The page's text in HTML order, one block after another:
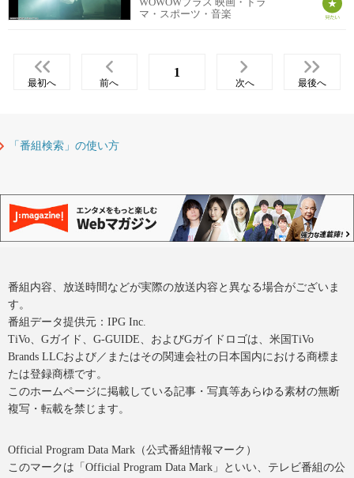
マ・スポーツ・音楽
最初へ 前へ
1
次へ 最後へ
「番組検索」の使い方
番組内容、放送時間などが実際の放送内容と異なる場合がございま
す。
番組データ提供元：IPG Inc.
TiVo、Gガイド、G-GUIDE、およびGガイドロゴは、米国TiVo
Brands LLCおよび／またはその関連会社の日本国内における商標ま
たは登録商標です。
このホームページに掲載している記事・写真等あらゆる素材の無断
複写・転載を禁じます。
Official Program Data Mark（公式番組情報マーク）
このマークは「Official Program Data Mark」といい、テレビ番組の公